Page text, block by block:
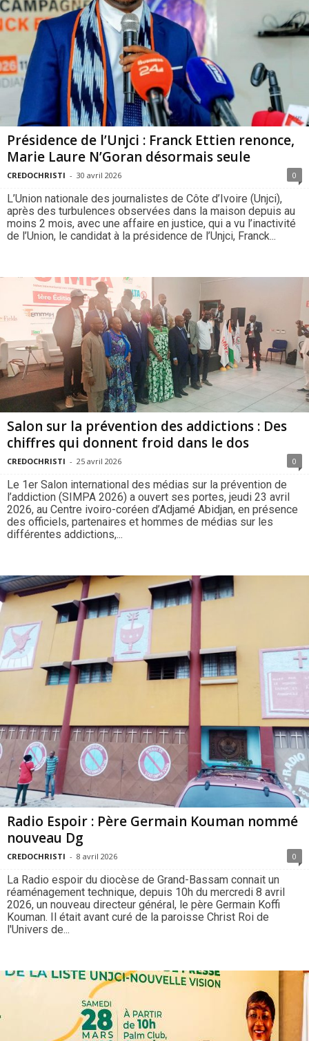
Présidence de l’Unjci : Franck Ettien renonce,
Marie Laure N’Goran désormais seule
CREDOCHRISTI - 30 avril 2026 0
L’Union nationale des journalistes de Côte d’Ivoire (Unjci),
après des turbulences observées dans la maison depuis au
moins 2 mois, avec une affaire en justice, qui a vu l’inactivité
de l’Union, le candidat à la présidence de l’Unjci, Franck...
Salon sur la prévention des addictions : Des
chiffres qui donnent froid dans le dos
CREDOCHRISTI - 25 avril 2026 0
Le 1er Salon international des médias sur la prévention de
l’addiction (SIMPA 2026) a ouvert ses portes, jeudi 23 avril
2026, au Centre ivoiro-coréen d’Adjamé Abidjan, en présence
des officiels, partenaires et hommes de médias sur les
différentes addictions,...
Radio Espoir : Père Germain Kouman nommé
nouveau Dg
CREDOCHRISTI - 8 avril 2026 0
La Radio espoir du diocèse de Grand-Bassam connait un
réaménagement technique, depuis 10h du mercredi 8 avril
2026, un nouveau directeur général, le père Germain Koffi
Kouman. Il était avant curé de la paroisse Christ Roi de
l'Univers de...